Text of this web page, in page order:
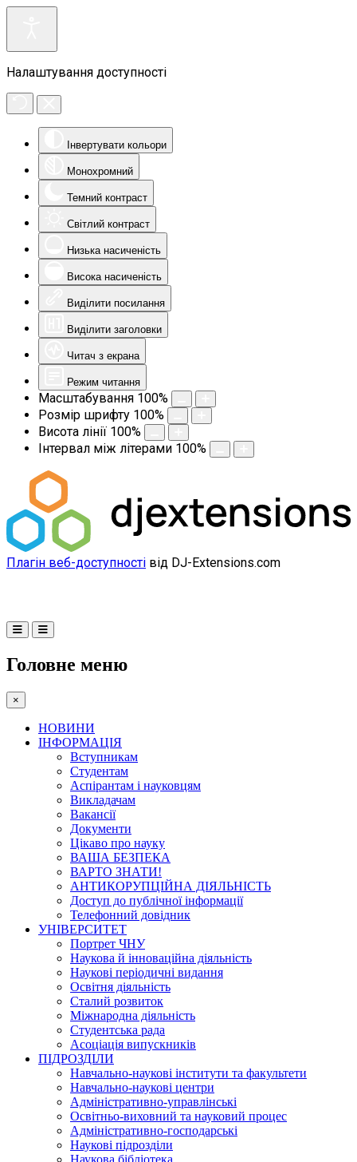
Налаштування доступності
Інвертувати кольори
Монохромний
Темний контраст
Світлий контраст
Низька насиченість
Висока насиченість
Виділити посилання
Виділити заголовки
Читач з екрана
Режим читання
Масштабування 100%
Розмір шрифту 100%
Висота лінії 100%
Інтервал між літерами 100%
Плагін веб-доступності від DJ-Extensions.com
Головне меню
×
НОВИНИ
ІНФОРМАЦІЯ
Вступникам
Студентам
Аспірантам і науковцям
Викладачам
Вакансії
Документи
Цікаво про науку
ВАША БЕЗПЕКА
ВАРТО ЗНАТИ!
АНТИКОРУПЦІЙНА ДІЯЛЬНІСТЬ
Доступ до публічної інформації
Телефонний довідник
УНІВЕРСИТЕТ
Портрет ЧНУ
Наукова й інноваційна діяльність
Наукові періодичні видання
Освітня діяльність
Сталий розвиток
Міжнародна діяльність
Студентська рада
Асоціація випускників
ПІДРОЗДІЛИ
Навчально-наукові інститути та факультети
Навчально-наукові центри
Адміністративно-управлінські
Освітньо-виховний та науковий процес
Адміністративно-господарські
Наукові підрозділи
Наукова бібліотека